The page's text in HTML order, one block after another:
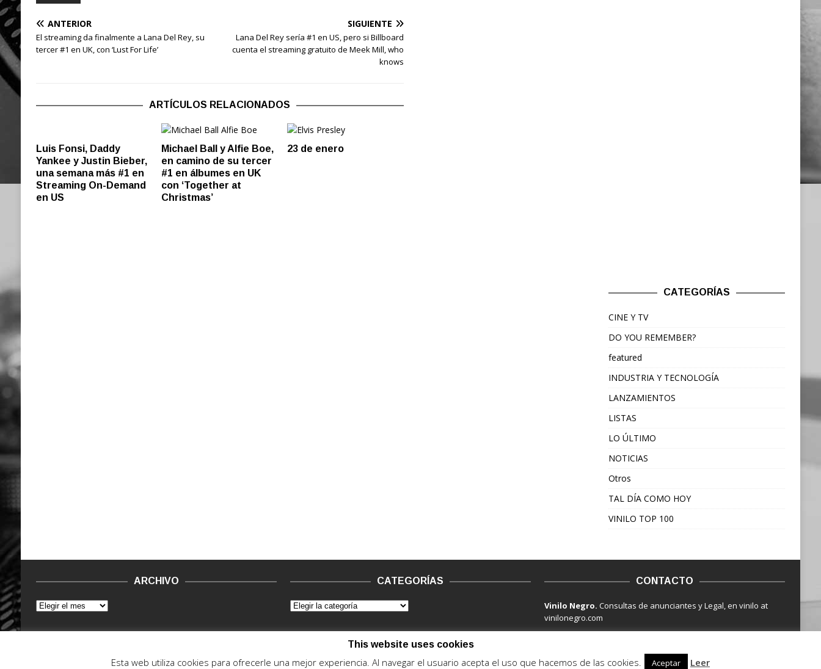
ANTERIOR
El streaming da finalmente a Lana Del Rey, su
tercer #1 en UK, con ‘Lust For Life’
SIGUIENTE
Lana Del Rey sería #1 en US, pero si Billboard
cuenta el streaming gratuito de Meek Mill, who
knows
ARTÍCULOS RELACIONADOS
Luis Fonsi, Daddy
Yankee y Justin Bieber,
una semana más #1 en
Streaming On-Demand
en US
Michael Ball y Alfie Boe,
en camino de su tercer
#1 en álbumes en UK
con ‘Together at
Christmas’
23 de enero
CATEGORÍAS
CINE Y TV
DO YOU REMEMBER?
featured
INDUSTRIA Y TECNOLOGÍA
LANZAMIENTOS
LISTAS
LO ÚLTIMO
NOTICIAS
Otros
TAL DÍA COMO HOY
VINILO TOP 100
ARCHIVO CATEGORÍAS CONTACTO
Vinilo Negro.Consultas de anunciantes y Legal, en vinilo at
vinilonegro.com
This website uses cookies
Esta web utiliza cookies para ofrecerle una mejor experiencia. Al navegar el usuario acepta el uso que hacemos de las cookies. Aceptar Leer